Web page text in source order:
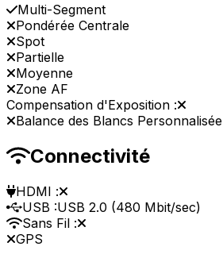
Multi-Segment
Pondérée Centrale
Spot
Partielle
Moyenne
Zone AF
Compensation d'Exposition :
Balance des Blancs Personnalisée
Connectivité
HDMI :
USB :USB 2.0 (480 Mbit/sec)
Sans Fil :
GPS